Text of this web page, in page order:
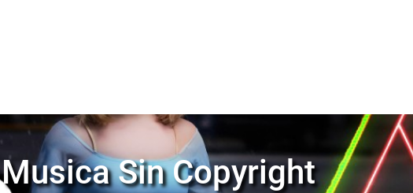
Musica Sin Copyright